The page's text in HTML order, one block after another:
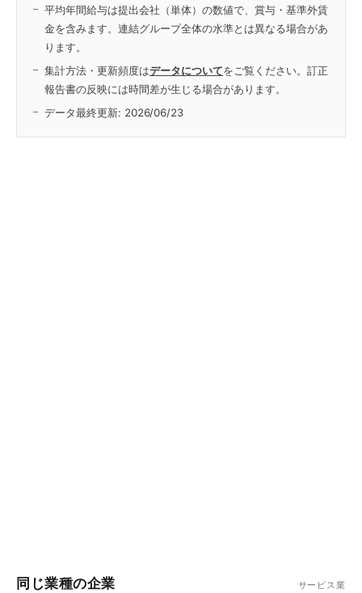
平均年間給与は提出会社（単体）の数値で、賞与・基準外賃
金を含みます。連結グループ全体の水準とは異なる場合があ
ります。
集計方法・更新頻度はデータについてをご覧ください。訂正
報告書の反映には時間差が生じる場合があります。
データ最終更新: 2026/06/23
同じ業種の企業 サービス業